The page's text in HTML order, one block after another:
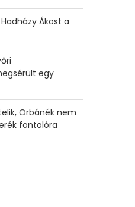
Ákost a
egy
Orbánék nem
fontolóra